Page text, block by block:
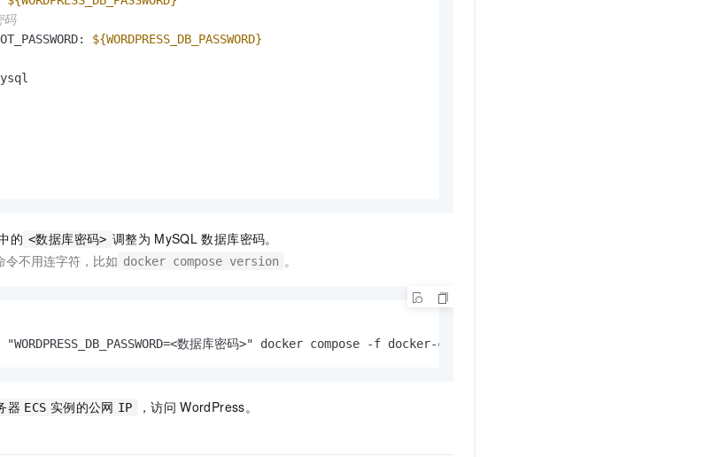
码
${WORDPRESS_DB_PASSWORD}
的 <数据库密码> 调整为 MySQL 数据库密码。
令不用连字符，比如 docker compose version 。
数据库密码>" docker compose -f docker-compose.yaml up -d
器 ECS 实例的公网 IP ，访问 WordPress。